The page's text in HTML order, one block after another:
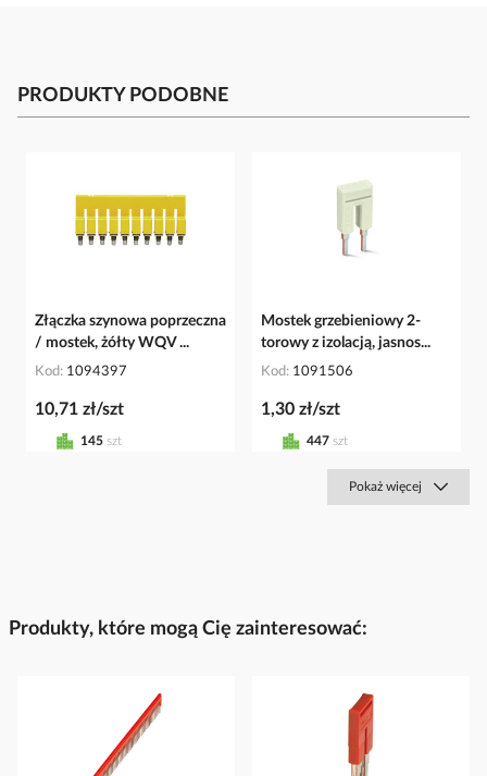
PRODUKTY PODOBNE
Złączka szynowa poprzeczna
/ mostek, żółty WQV ...
Kod 1094397
10,71 zł/szt
145 szt
Mostek grzebieniowy 2-
torowy z izolacją, jasnos...
Kod 1091506
1,30 zł/szt
447 szt
Pokaż więcej
Produkty, które mogą Cię zainteresować: